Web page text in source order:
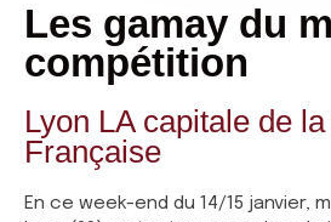
Les gamay du
compétition
Lyon LA capitale de
Française
En ce week-end du 14/15 janvier,